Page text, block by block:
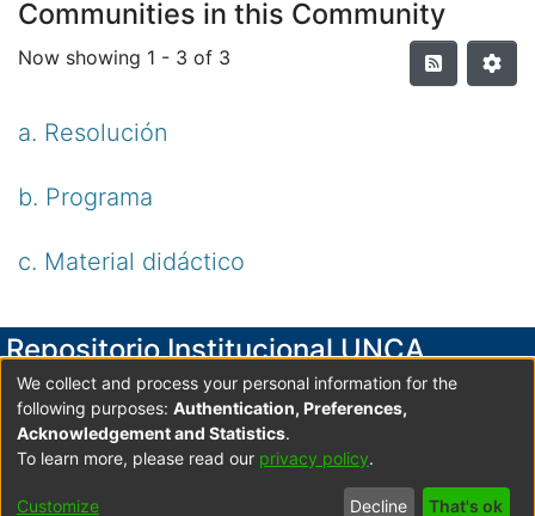
Communities in this Community
Now showing 1 - 3 of 3
a. Resolución
b. Programa
c. Material didáctico
Repositorio Institucional UNCA
Secretaría de Investigación y Posgrado
Universidad Nacional de Catamarca
Av. Maximio Victoria 55, 2do. Piso- Edificio Variante I-
Predio Universitario UNCA C.P. 4700 San Fdo. V. de
We collect and process your personal information for the
following purposes: Authentication, Preferences,
Acknowledgement and Statistics.
To learn more, please read our privacy policy.
Customize Decline That's ok